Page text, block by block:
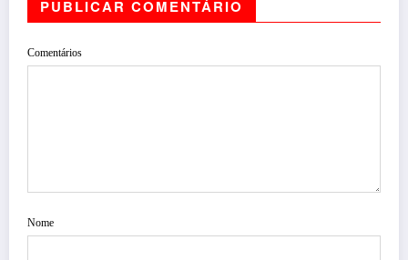
PUBLICAR COMENTÁRIO
Comentários
Nome